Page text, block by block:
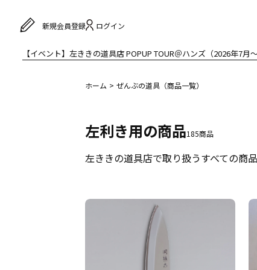
新規会員登録 ログイン
【イベント】左ききの道具店 POPUP TOUR＠ハンズ（2026年7月〜
ホーム ぜんぶの道具（商品一覧）
左利き用の商品185商品
左ききの道具店で取り扱うすべての商